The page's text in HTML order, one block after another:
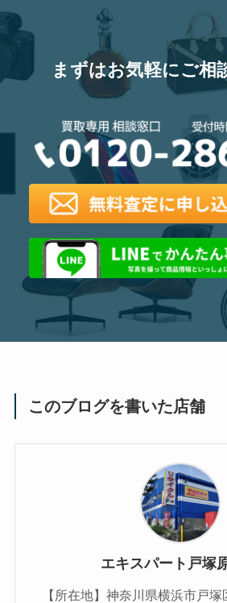
まずはお気軽にご相
このブログを書いた店舗
エキスパート戸塚
【所在地】神奈川県横浜市戸